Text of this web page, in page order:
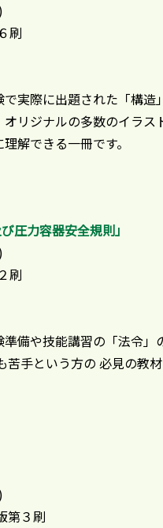
刷
実際に出題された「構
リジナルの多数のイラ
解できる一冊です。
圧力容器安全規則」
刷
備や技能講習の「法令
手という方の 必見の教材
第３刷